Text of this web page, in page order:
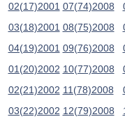
02(17)2001
03(18)2001
04(19)2001
01(20)2002
02(21)2002
03(22)2002
07(74)2008
08(75)2008
09(76)2008
10(77)2008
11(78)2008
12(79)2008